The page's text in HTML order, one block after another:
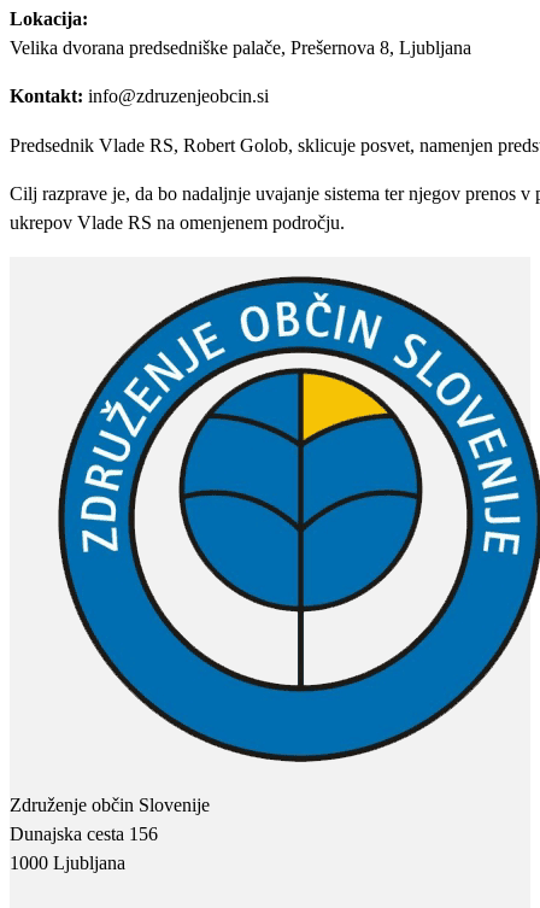
Lokacija:
Velika dvorana predsedniške palače, Prešernova 8, Ljubljana
Kontakt: info@zdruzenjeobcin.si
Predsednik Vlade RS, Robert Golob, sklicuje posvet, namenjen
Cilj razprave je, da bo nadaljnje uvajanje sistema ter njegov prenos
ukrepov Vlade RS na omenjenem področju.
Združenje občin Slovenije
Dunajska cesta 156
1000 Ljubljana